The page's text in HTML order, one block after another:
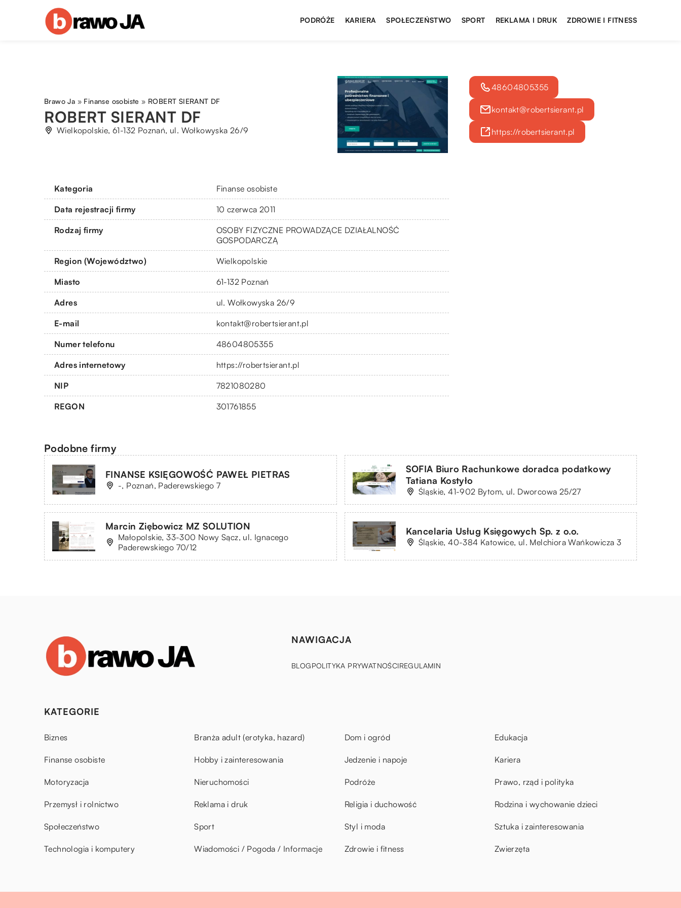
PODRÓŻE KARIERA SPOŁECZEŃSTWO SPORT REKLAMA I DRUK ZDROWIE I FITNESS
Brawo Ja » Finanse osobiste » ROBERT SIERANT DF
ROBERT SIERANT DF
Wielkopolskie, 61-132 Poznań, ul. Wołkowyska 26/9
Kategoria Finanse osobiste
Data rejestracji firmy 10 czerwca 2011
Rodzaj firmy
OSOBY FIZYCZNE PROWADZĄCE DZIAŁALNOŚĆ
GOSPODARCZĄ
Region (Województwo) Wielkopolskie
Miasto 61-132 Poznań
Adres ul. Wołkowyska 26/9
E-mail kontakt@robertsierant.pl
Numer telefonu 48604805355
Adres internetowy https://robertsierant.pl
NIP 7821080280
REGON 301761855
48604805355
kontakt@robertsierant.pl
https://robertsierant.pl
Podobne firmy
FINANSE KSIĘGOWOŚĆ PAWEŁ PIETRAS
-, Poznań, Paderewskiego 7
SOFIA Biuro Rachunkowe doradca podatkowy
Tatiana Kostyło
Śląskie, 41-902 Bytom, ul. Dworcowa 25/27
Marcin Ziębowicz MZ SOLUTION
Małopolskie, 33-300 Nowy Sącz, ul. Ignacego
Paderewskiego 70/12
Kancelaria Usług Księgowych Sp. z o.o.
Śląskie, 40-384 Katowice, ul. Melchiora Wańkowicza 3
NAWIGACJA
BLOGPOLITYKA PRYWATNOŚCIREGULAMIN
KATEGORIE
Biznes Branża adult (erotyka, hazard) Dom i ogród Edukacja
Finanse osobiste Hobby i zainteresowania Jedzenie i napoje Kariera
Motoryzacja Nieruchomości Podróże Prawo, rząd i polityka
Przemysł i rolnictwo Reklama i druk Religia i duchowość Rodzina i wychowanie dzieci
Społeczeństwo Sport Styl i moda Sztuka i zainteresowania
Technologia i komputery Wiadomości / Pogoda / Informacje Zdrowie i fitness Zwierzęta